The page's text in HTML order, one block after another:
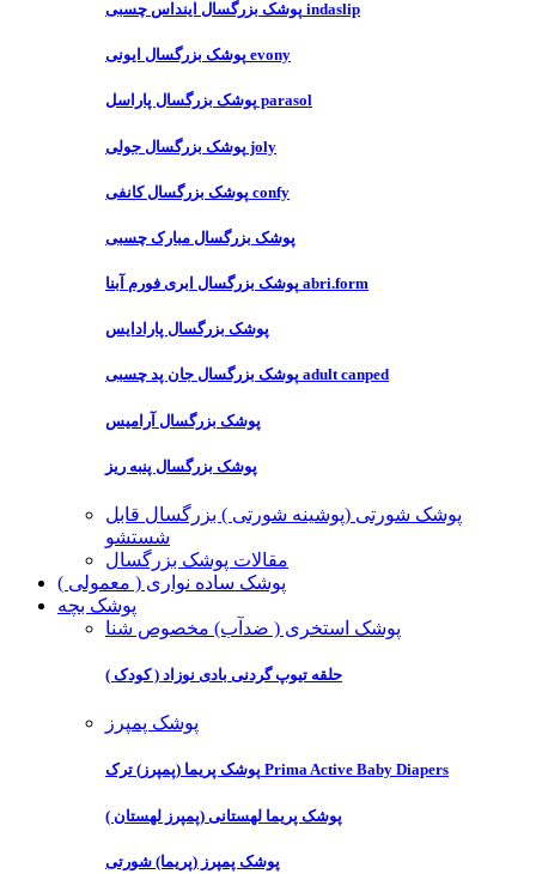
پوشک بزرگسال اینداس چسبی indaslip
پوشک بزرگسال ایونی evony
پوشک بزرگسال پاراسل parasol
پوشک بزرگسال جولی joly
پوشک بزرگسال کانفی confy
پوشک بزرگسال مبارک چسبی
پوشک بزرگسال ابری فورم آبنا abri.form
پوشک بزرگسال پارادایس
پوشک بزرگسال جان پد چسبی adult canped
پوشک بزرگسال آرامیس
پوشک بزرگسال پنبه ریز
پوشک شورتی (پوشینه شورتی ) بزرگسال قابل
شستشو
مقالات پوشک بزرگسال
پوشک ساده نواری ( معمولی )
پوشک بچه
پوشک استخری ( ضدآب) مخصوص شنا
حلقه تیوپ گردنی بادی نوزاد ( کودک )
پوشک پمپرز
پوشک پریما (پمپرز) ترک Prima Active Baby Diapers
پوشک پریما لهستانی (پمپرز لهستان )
پوشک پمپرز (پریما) شورتی